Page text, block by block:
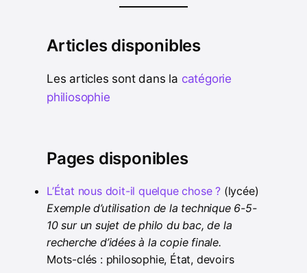
Articles disponibles
Les articles sont dans la catégorie
philiosophie
Pages disponibles
L’État nous doit-il quelque chose ? (lycée)
Exemple d’utilisation de la technique 6-5-
10 sur un sujet de philo du bac, de la
recherche d’idées à la copie finale.
Mots-clés : philosophie, État, devoirs